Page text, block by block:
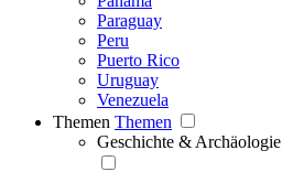
Paraguay
Peru
Puerto Rico
Uruguay
Venezuela
Themen Themen
Geschichte & Archäologie